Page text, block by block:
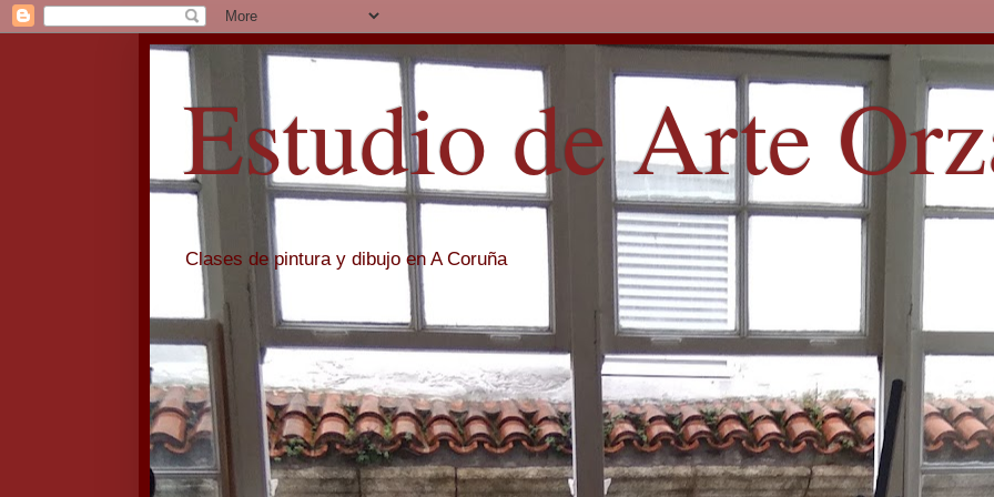
Estudio de Arte
Clases de pintura y dibujo en A Coruña